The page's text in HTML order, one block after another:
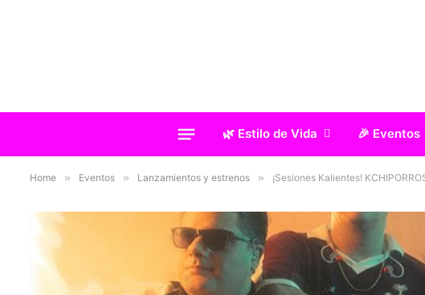
🌿 Estilo de Vida 🎉 Eventos
Home » Eventos » Lanzamientos y estrenos » ¡Sesiones Kalientes!